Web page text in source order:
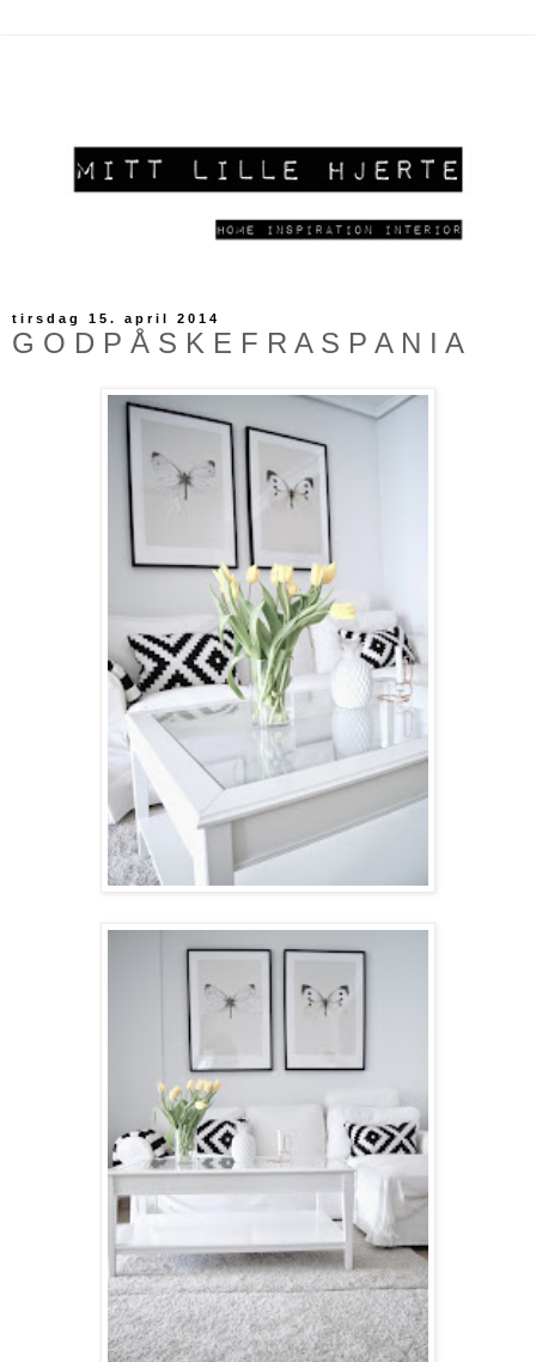
tirsdag 15. april 2014
G O D P Å S K E F R A S P A N I A